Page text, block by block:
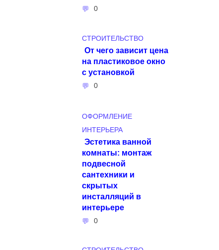
0
СТРОИТЕЛЬСТВО
От чего зависит цена
на пластиковое окно
с установкой
0
ОФОРМЛЕНИЕ
ИНТЕРЬЕРА
Эстетика ванной
комнаты: монтаж
подвесной
сантехники и
скрытых
инсталляций в
интерьере
0